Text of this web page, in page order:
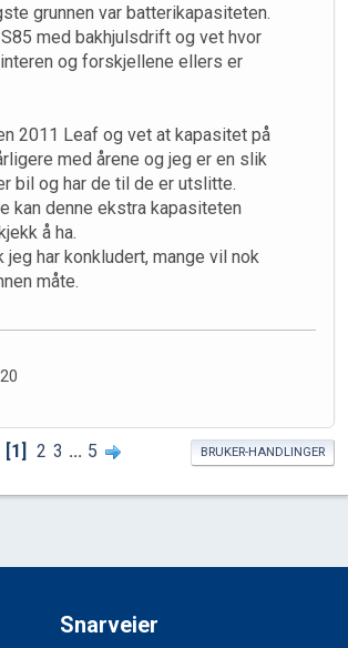
grunnen var batterikapasiteten.
med bakhjulsdrift og vet hvor
og forskjellene ellers er
2011 Leaf og vet at kapasitet på
med årene og jeg er en slik
bil og har de til de er utslitte.
kan denne ekstra kapasiteten
å ha.
jeg har konkludert, mange vil nok
måte.
1 2 3 ... 5 BRUKER-HANDLINGER
Snarveier